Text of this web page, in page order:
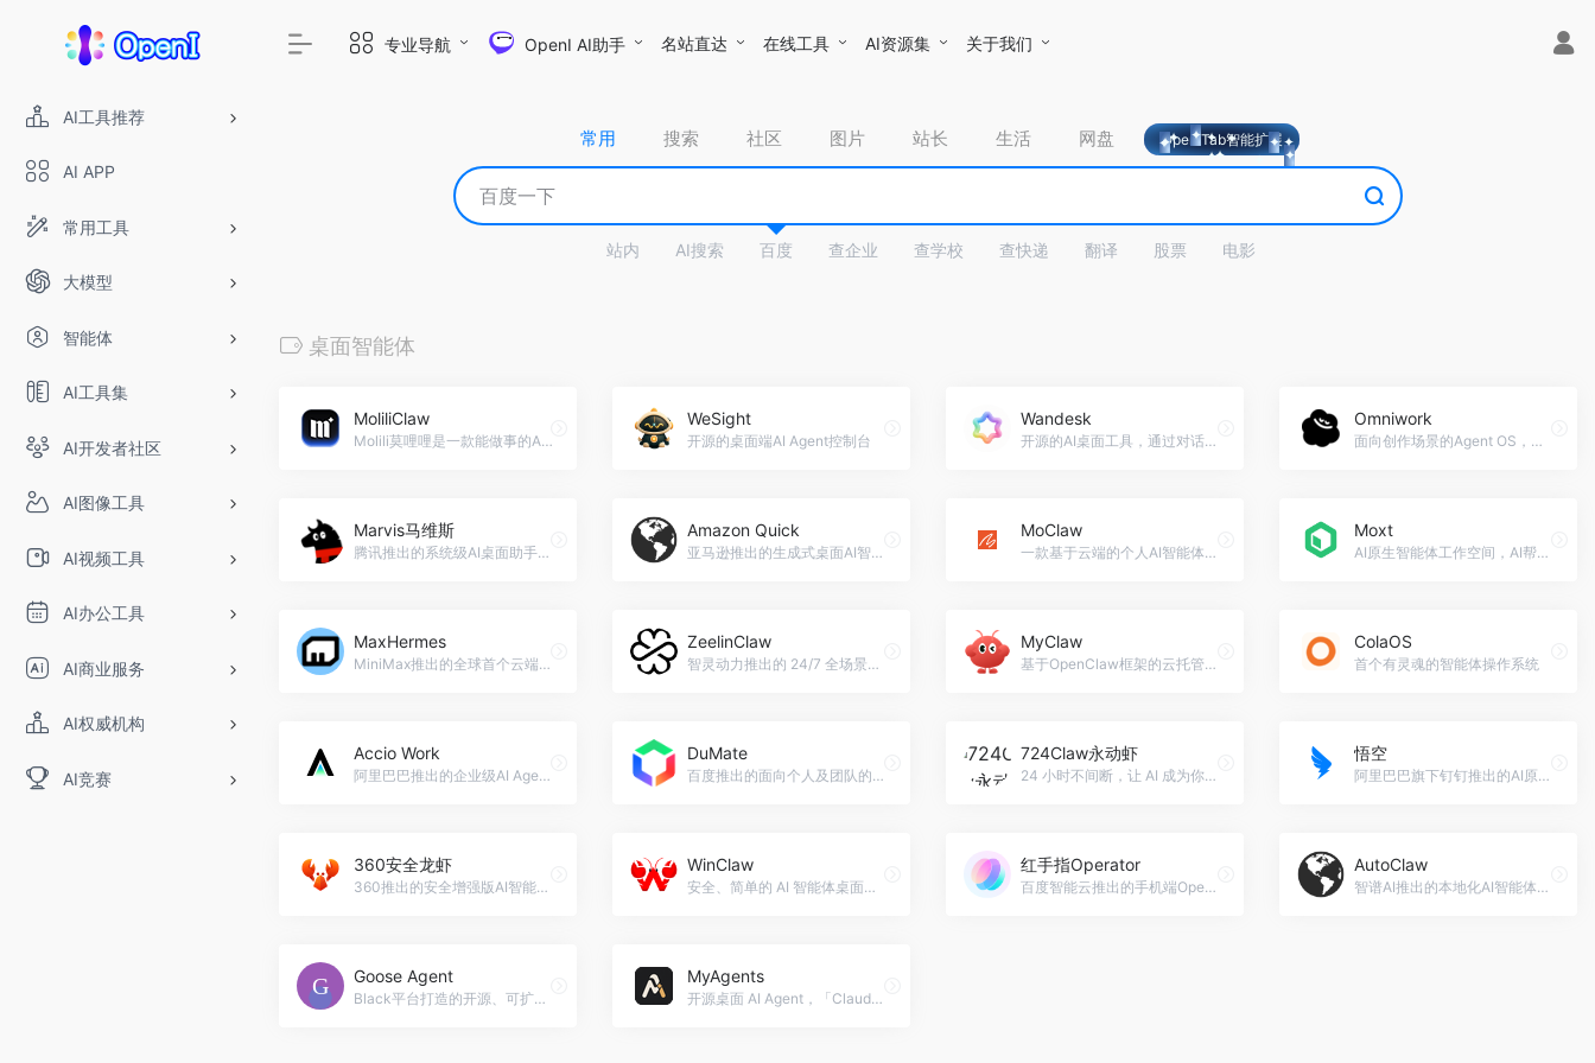
AI工具推荐
AI APP
常用工具
大模型
智能体
AI工具集
AI开发者社区
AI图像工具
AI视频工具
AI办公工具
AI商业服务
AI权威机构
AI竞赛
专业导航 OpenI AI助手 名站直达 在线工具 AI资源集 关于我们
常用 搜索 社区 图片 站长 生活 网盘 OpeniTab智能扩展
站内 AI搜索 百度 查企业 查学校 查快递 翻译 股票 电影
桌面智能体
MoliliClaw
Molili莫哩哩是一款能做事的AI Agents，一键安装、一键部署
WeSight
开源的桌面端AI Agent控制台
Wandesk
开源的AI桌面工具，通过对话创建桌面应用
Omniwork
面向创作场景的Agent OS，打造7×24小时在线的AI创作团队
Marvis马维斯
腾讯推出的系统级AI桌面助手，真正理解你的每一份文件。
Amazon Quick
亚马逊推出的生成式桌面AI智能体工作台
MoClaw
一款基于云端的个人AI智能体，全天候自动执行任务
Moxt
AI原生智能体工作空间，AI帮你调研、写作、构建。
MaxHermes
MiniMax推出的全球首个云端自我进化AI助手，基于Hermes Agent框架打造。
ZeelinClaw
智灵动力推出的 24/7 全场景自主AI助手
MyClaw
基于OpenClaw框架的云托管AI智能体平台，
ColaOS
首个有灵魂的智能体操作系统
Accio Work
阿里巴巴推出的企业级AI Agent，帮助用户打造全自动的虚拟跨境电商团队。
DuMate
百度推出的面向个人及团队的桌面级AI智能体
724Claw永动虾
24 小时不间断，让 AI 成为你的得力助手！
悟空
阿里巴巴旗下钉钉推出的AI原生智能体工作台
360安全龙虾
360推出的安全增强版AI智能体桌面助手，基于OpenClaw框架，一键部署开箱即用
WinClaw
安全、简单的 AI 智能体桌面客户端，基于 OpenClaw 打造，一键安装，开箱即用。
红手指Operator
百度智能云推出的手机端OpenClaw版AI助手
AutoClaw
智谱AI推出的本地化AI智能体助手，一键安装部署OpenClaw
Goose Agent
Black平台打造的开源、可扩展AI智能体
MyAgents
开源桌面 AI Agent，「Claude Code」与「OpenClaw」二合一，一键安装零门槛，电脑手机随时用 AI 干活